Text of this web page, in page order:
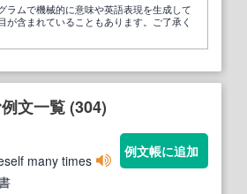
ラムで機械的に意味や英語表現を生成して
が含まれていることもあります。ご了承く
文一覧 (304)
many times
例文帳に追加